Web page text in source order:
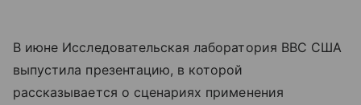
В июне Исследовательская лаборатория ВВС США
выпустила презентацию, в которой
рассказывается о сценариях применения